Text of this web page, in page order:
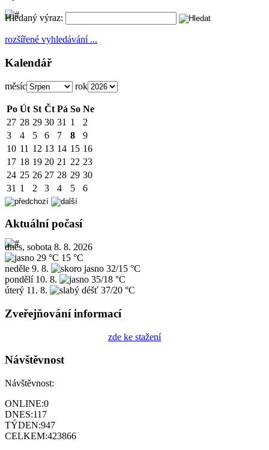
Hledaný výraz:
rozšířené vyhledávání ...
Kalendář
měsíc rok
Po Út St Čt Pá So Ne
27 28 29 30 31 1
2
3
4 5 6 7 8
9
10 11 12 13 14 15 16
17 18 19 20 21 22 23
24 25 26 27 28 29 30
31 1 2 3 4 5 6
Aktuální počasí
dnes, sobota 8. 8. 2026
29 °C 15 °C
neděle 9. 8.
32/15 °C
pondělí 10. 8.
35/18 °C
úterý 11. 8. 37/20 °C
Zveřejňování informací
zde ke stažení
Návštěvnost
Návštěvnost:
ONLINE:0
DNES:117
TÝDEN:947
CELKEM:423866